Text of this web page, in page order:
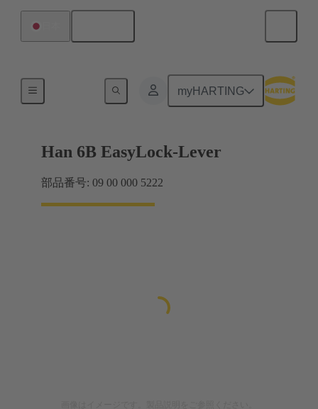
myHARTING
ロックシステム
Han 6B EasyLock-Lever
部品番号: 09 00 000 5222